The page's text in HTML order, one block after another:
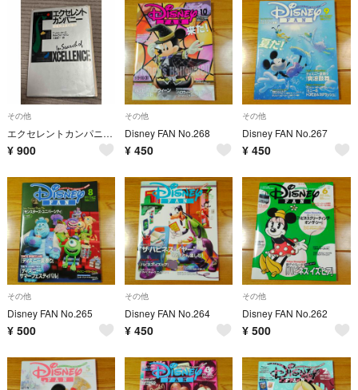
その他
エクセレントカンパニー超優良企業の条件 TJピーターズ RHウォータマン 講談社
¥ 900
その他
Disney FAN No.268
¥ 450
その他
Disney FAN No.267
¥ 450
その他
Disney FAN No.265
¥ 500
その他
Disney FAN No.264
¥ 450
その他
Disney FAN No.262
¥ 500